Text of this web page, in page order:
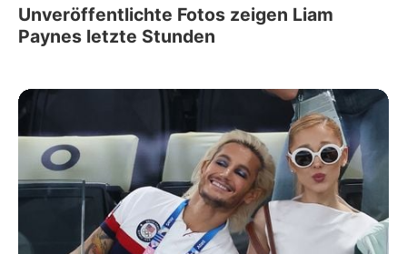
Unveröffentlichte Fotos zeigen Liam
Paynes letzte Stunden